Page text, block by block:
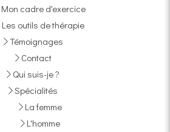
Mon cadre d'exercice
Les outils de thérapie
Témoignages
Contact
Qui suis-je ?
Spécialités
La femme
L'homme